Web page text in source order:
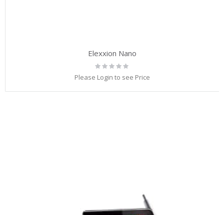
Elexxion Nano
Rating:
0%
Please Login to see Price